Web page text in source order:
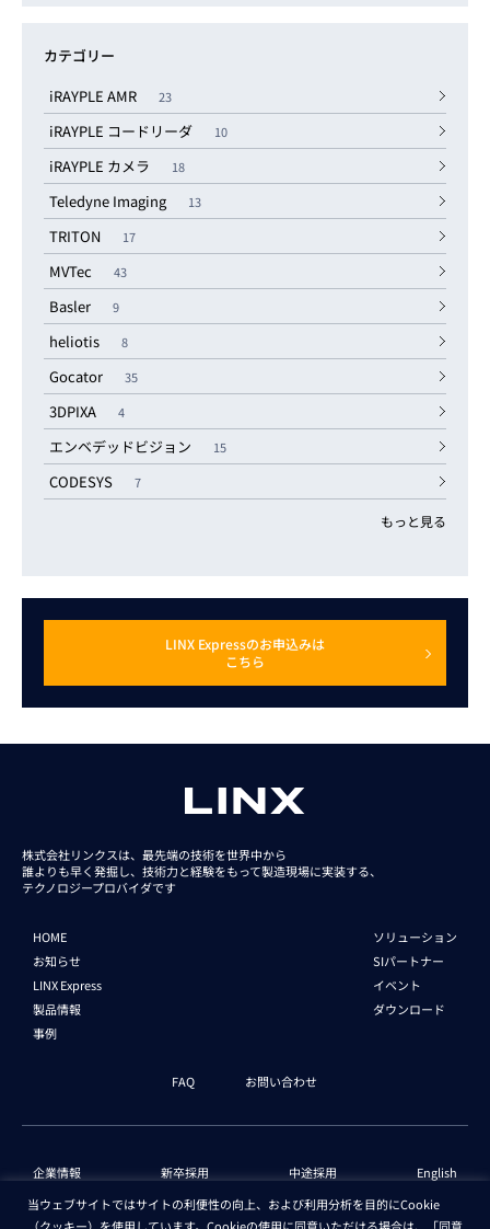
カテゴリー
iRAYPLE AMR
23
iRAYPLE コードリーダ 10
iRAYPLE カメラ 18
Teledyne Imaging 13
TRITON 17
MVTec 43
Basler 9
heliotis 8
Gocator 35
3DPIXA 4
エンベデッドビジョン 15
CODESYS 7
もっと見る
LINX Expressのお申込みは
こちら
株式会社リンクスは、最先端の技術を世界中から
誰よりも早く発掘し、技術力と経験をもって製造現場に実装する、
テクノロジープロバイダです
HOME
お知らせ
LINX Express
製品情報
事例
ソリューション
SIパートナー
イベント
ダウンロード
FAQ お問い合わせ
企業情報 新卒採用 中途採用 English
当ウェブサイトではサイトの利便性の向上、および利用分析を目的にCookie